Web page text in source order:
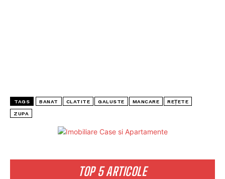
TOP 5 ARTICOLE
TAGS BANAT CLATITE GALUSTE MANCARE REȚETE
ZUPA